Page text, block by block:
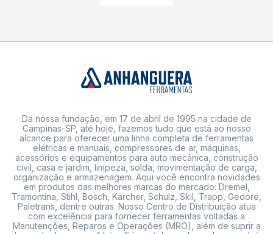
Da nossa fundação, em 17 de abril de 1995 na cidade de
Campinas-SP, até hoje, fazemos tudo que está ao nosso
alcance para oferecer uma linha completa de ferramentas
elétricas e manuais, compressores de ar, máquinas,
acessórios e equipamentos para auto mecânica, construção
civil, casa e jardim, limpeza, solda, movimentação de carga,
organização e armazenagem. Aqui você encontra novidades
em produtos das melhores marcas do mercado: Dremel,
Tramontina, Stihl, Bosch, Kärcher, Schulz, Skil, Trapp, Gedore,
Paletrans, dentre outras. Nosso Centro de Distribuição atua
com excelência para fornecer ferramentas voltadas a
Manutenções, Reparos e Operações (MRO), além de suprir a